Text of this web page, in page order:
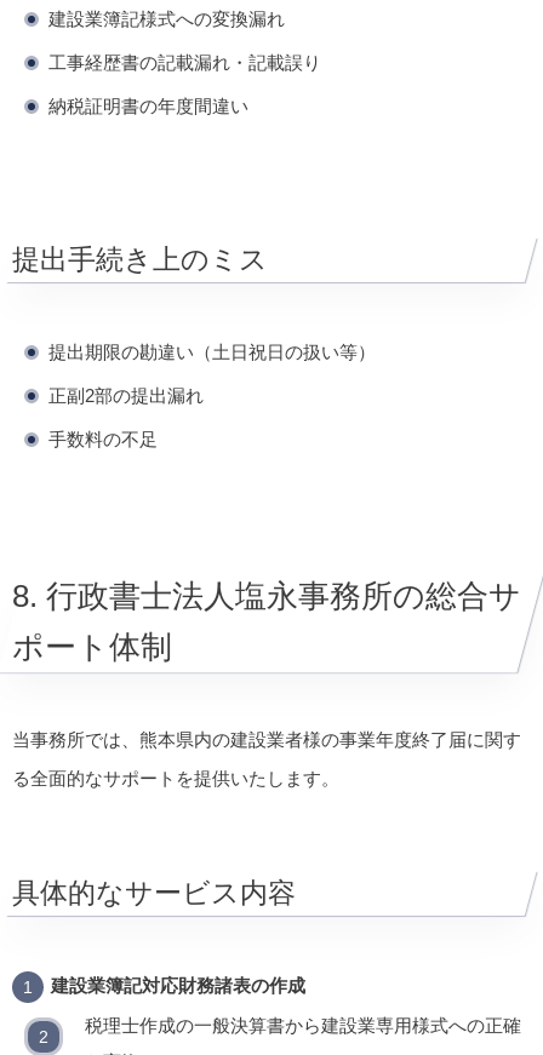
建設業簿記様式への変換漏れ
工事経歴書の記載漏れ・記載誤り
納税証明書の年度間違い
提出手続き上のミス
提出期限の勘違い（土日祝日の扱い等）
正副2部の提出漏れ
手数料の不足
8. 行政書士法人塩永事務所の総合サ
ポート体制
当事務所では、熊本県内の建設業者様の事業年度終了届に関す
る全面的なサポートを提供いたします。
具体的なサービス内容
建設業簿記対応財務諸表の作成
税理士作成の一般決算書から建設業専用様式への正確